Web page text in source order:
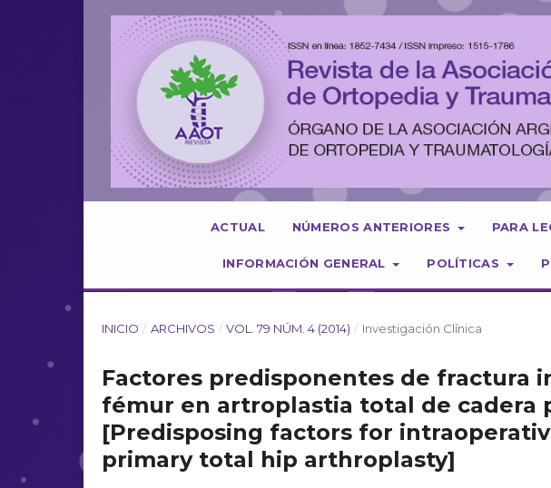
ACTUAL NÚMEROS ANTERIORES PARA
INFORMACIÓN GENERAL POLÍTICAS
INICIO / ARCHIVOS / VOL. 79 NÚM. 4 (2014) / Investigación Clínica
Factores predisponentes de fractura
fémur en artroplastia total de cadera
[Predisposing factors for
primary total hip arthroplasty]